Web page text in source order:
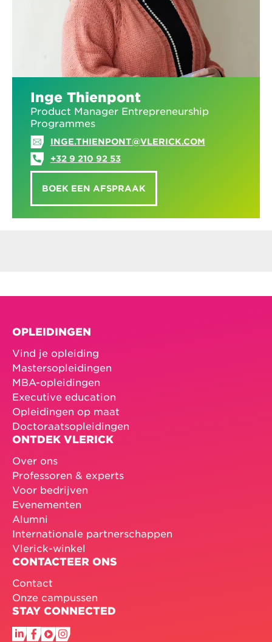
Inge Thienpont
Product Manager Entrepreneurship
Programmes
INGE.THIENPONT@VLERICK.COM
+32 9 210 92 53
BOEK EEN AFSPRAAK
OPLEIDINGEN
Vind je opleiding
Mastersopleidingen
MBA-opleidingen
Executive education
Opleidingen op maat
Doctoraatsopleidingen
ONTDEK VLERICK
Over ons
Professoren & experts
Voor bedrijven
Evenementen
Alumni
Internationale partnerschappen
Vlerick-winkel
CONTACTEER ONS
Contact
Onze campussen
STAY CONNECTED